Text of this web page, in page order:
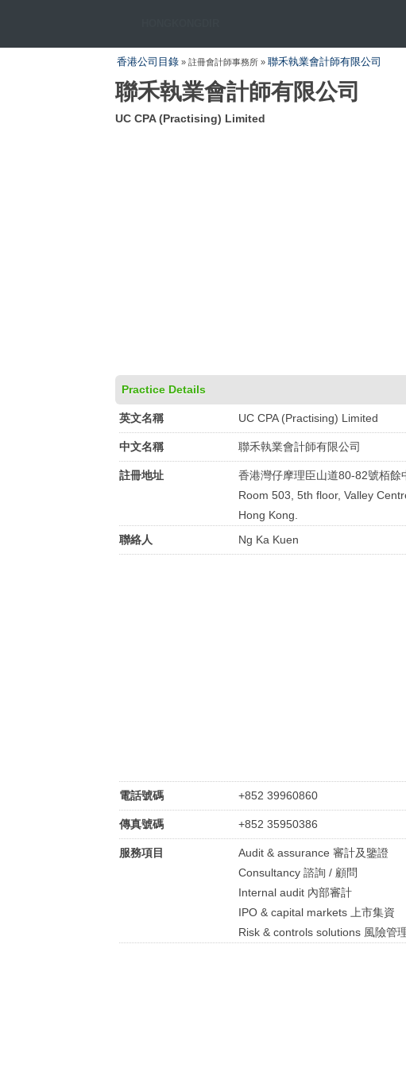
香港公司目錄 » 註冊會計師事務所 » 聯禾執業會計師有限公司
聯禾執業會計師有限公司
UC CPA (Practising) Limited
Practice Details
英文名稱 UC CPA (Practising) Limited
中文名稱 聯禾執業會計師有限公司
註冊地址
香港灣仔摩理臣山道80-82號栢餘
Room 503, 5th floor, Valley
Hong Kong.
聯絡人
Ng Ka Kuen
電話號碼 +852 39960860
傳真號碼 +852 35950386
服務項目
Audit & assurance 審計及鑒證
Consultancy 諮詢 / 顧問
Internal audit 內部審計
IPO & capital markets 上市集資
Risk & controls solutions 風險管